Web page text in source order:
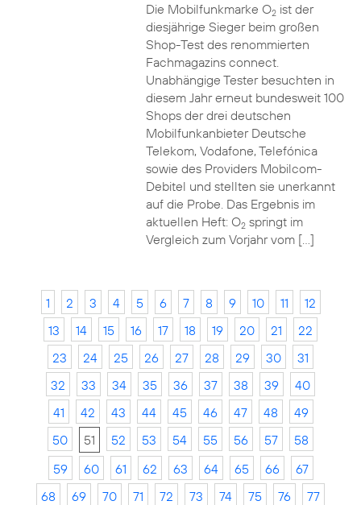
Die Mobilfunkmarke O2ist der
diesjährige Sieger beim großen
Shop-Test des renommierten
Fachmagazins connect.
Unabhängige Tester besuchten in
diesem Jahr erneut bundesweit 100
Shops der drei deutschen
Mobilfunkanbieter Deutsche
Telekom, Vodafone, Telefónica
sowie des Providers Mobilcom-
Debitel und stellten sie unerkannt
auf die Probe. Das Ergebnis im
aktuellen Heft: O2springt im
Vergleich zum Vorjahr vom […]
1 2 3 4 5 6 7 8 9 10 11
12
13
14 15 16 17 18 19 20 21
22
23
24 25 26 27 28 29 30
31
32
33 34 35 36 37 38 39
40
41
42 43 44 45 46 47 48
49
50
51 52 53 54 55 56 57
58
59
60 61 62 63 64 65 66
67
68
69 70 71 72 73 74 75 76
77